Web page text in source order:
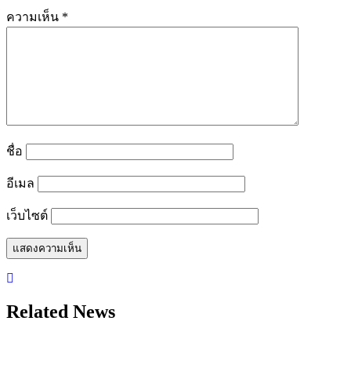
ความเห็น *
ชื่อ
อีเมล
เว็บไซต์
Related News